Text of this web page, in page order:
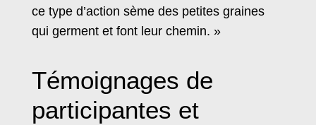
ce type d’action sème des petites graines
qui germent et font leur chemin. »
Témoignages de
participantes et